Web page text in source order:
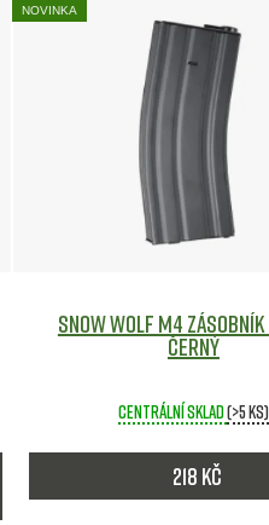
NOVINKA
Snow Wolf M4 zásobník
Černý
Centrální sklad(>5 ks)
218 Kč